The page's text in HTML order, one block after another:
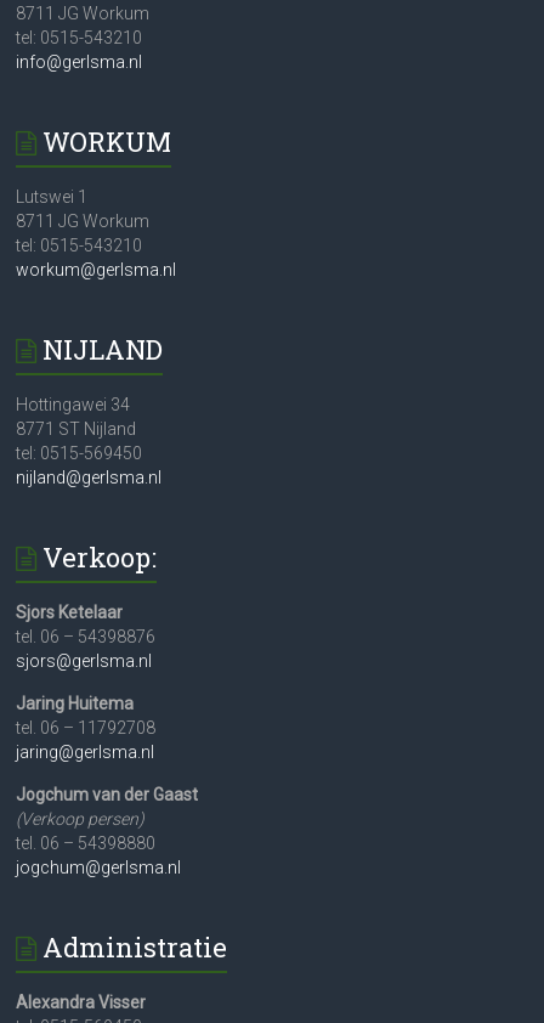
8711 JG Workum
tel: 0515-543210
info@gerlsma.nl
WORKUM
Lutswei 1
8711 JG Workum
tel: 0515-543210
workum@gerlsma.nl
NIJLAND
Hottingawei 34
8771 ST Nijland
tel: 0515-569450
nijland@gerlsma.nl
Verkoop:
Sjors Ketelaar
tel. 06 – 54398876
sjors@gerlsma.nl
Jaring Huitema
tel. 06 – 11792708
jaring@gerlsma.nl
Jogchum van der Gaast
(Verkoop persen)
tel. 06 – 54398880
jogchum@gerlsma.nl
Administratie
Alexandra Visser